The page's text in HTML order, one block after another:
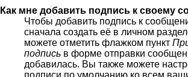
Как мне добавить подпись к своему
Чтобы добавить подпись к
сначала создать её в личном
можете отметить флажком пункт
подпись в форме отправки
добавилась. Вы также можете
подписи по умолчанию ко всем